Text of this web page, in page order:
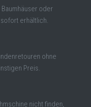
oder
erhältlich.
ohne
Preis.
nicht finden,